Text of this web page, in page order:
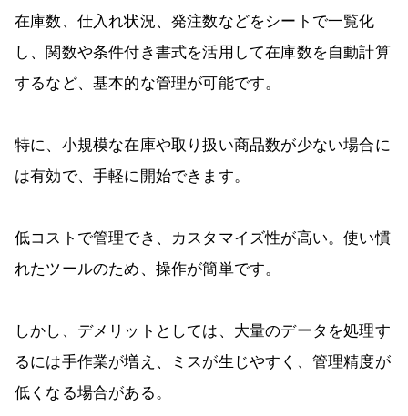
在庫数、仕入れ状況、発注数などをシートで一覧化
し、関数や条件付き書式を活用して在庫数を自動計算
するなど、基本的な管理が可能です。
特に、小規模な在庫や取り扱い商品数が少ない場合に
は有効で、手軽に開始できます。
低コストで管理でき、カスタマイズ性が高い。使い慣
れたツールのため、操作が簡単です。
しかし、デメリットとしては、大量のデータを処理す
るには手作業が増え、ミスが生じやすく、管理精度が
低くなる場合がある。